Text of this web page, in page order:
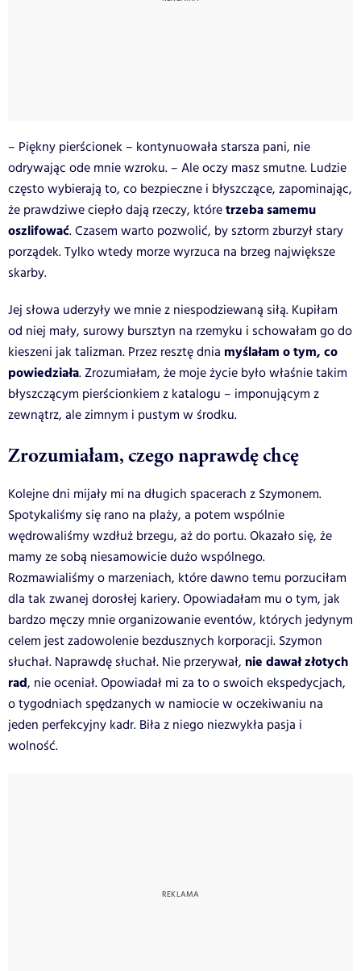
– Piękny pierścionek – kontynuowała starsza pani, nie
odrywając ode mnie wzroku. – Ale oczy masz smutne. Ludzie
często wybierają to, co bezpieczne i błyszczące, zapominając,
że prawdziwe ciepło dają rzeczy, któretrzeba samemu
oszlifować. Czasem warto pozwolić, by sztorm zburzył stary
porządek. Tylko wtedy morze wyrzuca na brzeg największe
skarby.
Jej słowa uderzyły we mnie z niespodziewaną siłą. Kupiłam
od niej mały, surowy bursztyn na rzemyku i schowałam go do
kieszeni jak talizman. Przez resztę dnia myślałam o tym, co
powiedziała. Zrozumiałam, że moje życie było właśnie takim
błyszczącym pierścionkiem z katalogu – imponującym z
zewnątrz, ale zimnym i pustym w środku.
Zrozumiałam, czego naprawdę chcę
Kolejne dni mijały mi na długich spacerach z Szymonem.
Spotykaliśmy się rano na plaży, a potem wspólnie
wędrowaliśmy wzdłuż brzegu, aż do portu. Okazało się, że
mamy ze sobą niesamowicie dużo wspólnego.
Rozmawialiśmy o marzeniach, które dawno temu porzuciłam
dla tak zwanej dorosłej kariery. Opowiadałam mu o tym, jak
bardzo męczy mnie organizowanie eventów, których jedynym
celem jest zadowolenie bezdusznych korporacji. Szymon
słuchał. Naprawdę słuchał. Nie przerywał, nie dawał złotych
rad, nie oceniał. Opowiadał mi za to o swoich ekspedycjach,
o tygodniach spędzanych w namiocie w oczekiwaniu na
jeden perfekcyjny kadr. Biła z niego niezwykła pasja i
wolność.